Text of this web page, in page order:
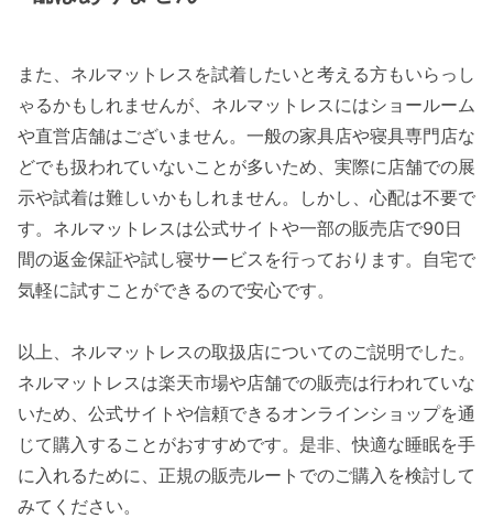
また、ネルマットレスを試着したいと考える方もいらっし
ゃるかもしれませんが、ネルマットレスにはショールーム
や直営店舗はございません。一般の家具店や寝具専門店な
どでも扱われていないことが多いため、実際に店舗での展
示や試着は難しいかもしれません。しかし、心配は不要で
す。ネルマットレスは公式サイトや一部の販売店で90日
間の返金保証や試し寝サービスを行っております。自宅で
気軽に試すことができるので安心です。
以上、ネルマットレスの取扱店についてのご説明でした。
ネルマットレスは楽天市場や店舗での販売は行われていな
いため、公式サイトや信頼できるオンラインショップを通
じて購入することがおすすめです。是非、快適な睡眠を手
に入れるために、正規の販売ルートでのご購入を検討して
みてください。